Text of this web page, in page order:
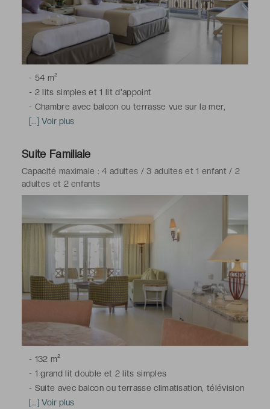
- 54 m²
- 2 lits simples et 1 lit d'appoint
- Chambre avec balcon ou terrasse vue sur la mer,
climatisation, télévision à écran plat avec chaînes du
coin lecture, bouilloire électrique, coffre-fort, Wi-Fi
peignoirs & chaussons, articles de toilette gratuits
[...] Voir plus
Suite Familiale
Capacité maximale : 4 adultes / 3 adultes et 1 enfant / 2
adultes et 2 enfants
- 132 m²
- 1 grand lit double et 2 lits simples
- Suite avec balcon ou terrasse climatisation, télévision
à écran plat avec chaînes du satellite, téléphone,
[...] Voir plus